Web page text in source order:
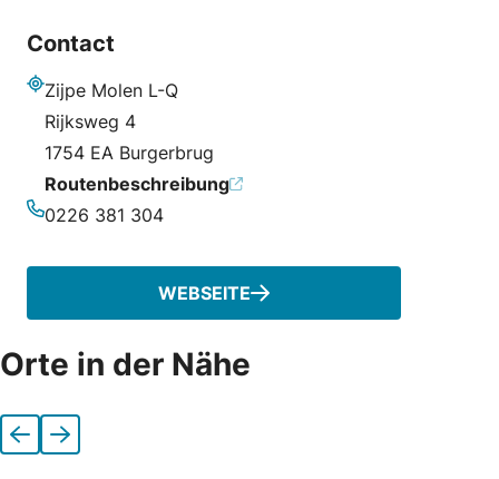
Contact
Adresse
Zijpe Molen L-Q
Rijksweg 4
1754 EA Burgerbrug
Routenbeschreibung
0226 381 304
WEBSEITE
Orte in der Nähe
VorherigeNächste